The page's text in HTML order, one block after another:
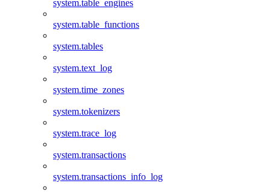
system.table_engines
system.table_functions
system.tables
system.text_log
system.time_zones
system.tokenizers
system.trace_log
system.transactions
system.transactions_info_log